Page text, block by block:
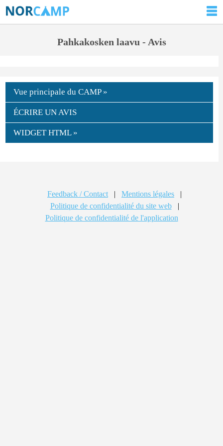
Pahkakosken laavu - Avis
Vue principale du CAMP »
ÉCRIRE UN AVIS
WIDGET HTML »
Feedback / Contact | Mentions légales
|
Politique de confidentialité du site web
|
Politique de confidentialité de l'application